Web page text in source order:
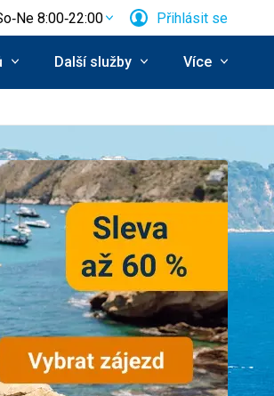
8:00‑22:00 Přihlásit se
Další služby Více